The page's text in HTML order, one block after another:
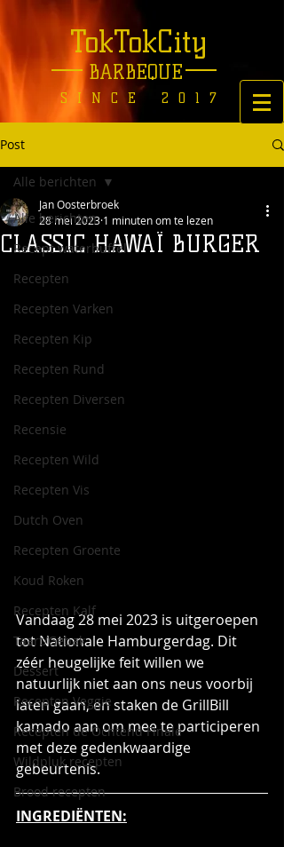
TokTokCity
BARBEQUE
SINCE 2017
Post
Alle berichten
Recept waterbuffel
Recepten
Recepten Varken
Recepten Kip
Recepten Rund
Recepten Diversen
Recensie
Recepten Wild
Recepten Vis
Dutch Oven
Recepten Groente
Koud Roken
Recepten Kalf
Taart/Gebak
Dessert
Recepten Veggie
Recepten de Ochtend Finale
Wildpluk recepten
Brood recepten
Alle berichten
CLASSIC HAWAÏ BURGER
Jan Oosterbroek
28 mei 2023 1 minuten om te lezen
Vandaag 28 mei 2023 is uitgeroepen
tot Nationale Hamburgerdag. Dit
zéér heugelijke feit willen we
natuurlijk niet aan ons neus voorbij
laten gaan, en staken de GrillBill
kamado aan om mee te participeren
met deze gedenkwaardige
gebeurtenis.
INGREDIËNTEN: